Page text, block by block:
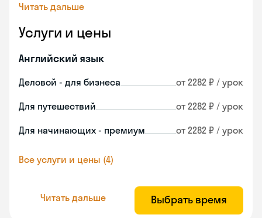
Читать дальше
Услуги и цены
Английский язык
Деловой - для бизнеса от 2282 ₽ / урок
Для путешествий от 2282 ₽ / урок
Для начинающих - премиум от 2282 ₽ / урок
Все услуги и цены (4)
Читать дальше Выбрать время